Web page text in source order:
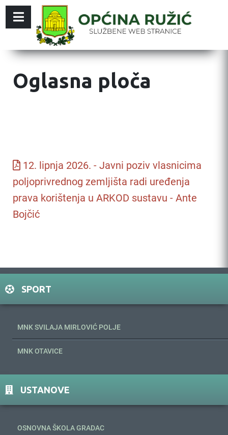
Oglasna ploča
12. lipnja 2026. - Javni poziv vlasnicima
poljoprivrednog zemljišta radi uređenja
prava korištenja u ARKOD sustavu - Ante
Bojčić
SPORT
MNK SVILAJA MIRLOVIĆ POLJE
MNK OTAVICE
USTANOVE
OSNOVNA ŠKOLA GRADAC